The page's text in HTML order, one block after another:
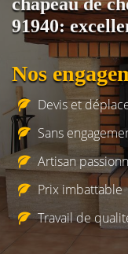
91940:
Nos
Devis et
Sans
Artisan
Prix imbattable
Travail de